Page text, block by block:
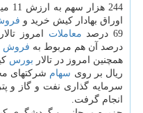
244 هزار سهم به ارزش 11 میلیارد و 52 میلیون ریال در تالار
اوراق بهادار كیش خرید و
69 درصد
معاملات امروز تالار
درصد آن هم مربوط به فروش
همچنین امروز در تالار بورس
ریال بر روی سهام شركتهای
سرمایه گذاری نفت و گاز و
انجام گرفت.